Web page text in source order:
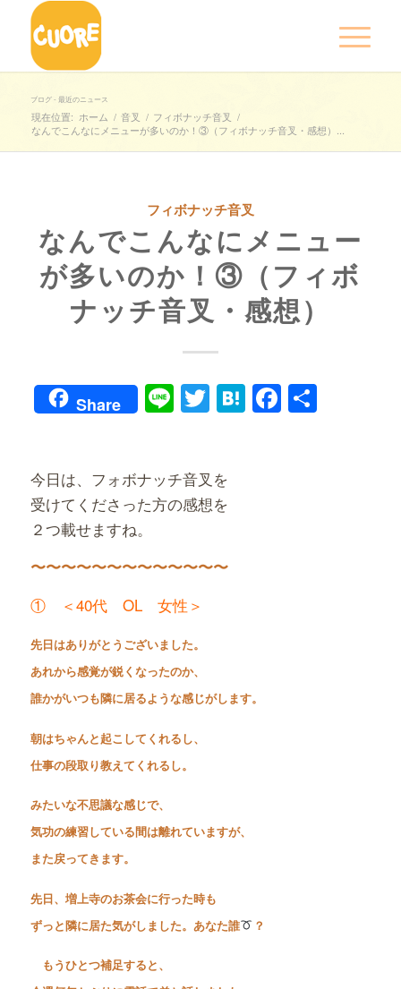
ブログ - 最近のニュース
現在位置: ホーム / 音叉 / フィボナッチ音叉 /
なんでこんなにメニューが多いのか！③（フィボナッチ音叉・感想）...
フィボナッチ音叉
なんでこんなにメニュー
が多いのか！③（フィボ
ナッチ音叉・感想）
Share LineTwitter
Hatena共
今日は、フォボナッチ音叉を
受けてくださった方の感想を
２つ載せますね。
〜〜〜〜〜〜〜〜〜〜〜〜〜
① ＜40代 OL 女性＞
先日はありがとうございました。
あれから感覚が鋭くなったのか、
誰かがいつも隣に居るような感じがします。
朝はちゃんと起こしてくれるし、
仕事の段取り教えてくれるし。
みたいな不思議な感じで、
気功の練習している間は離れていますが、
また戻ってきます。
先日、増上寺のお茶会に行った時も
ずっと隣に居た気がしました。あなた誰
？
もうひとつ補足すると、